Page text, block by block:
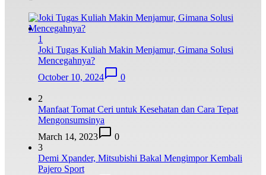
1
Joki Tugas Kuliah Makin Menjamur, Gimana Solusi
Mencegahnya?
October 10, 2024
0
2
Manfaat Tomat Ceri untuk Kesehatan dan Cara Tepat
Mengonsumsinya
March 14, 2023
0
3
Demi Xpander, Mitsubishi Bakal Mengimpor Kembali
Pajero Sport